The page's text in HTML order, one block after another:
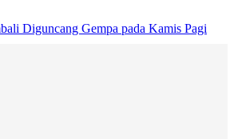
Diguncang Gempa pada Kamis Pagi